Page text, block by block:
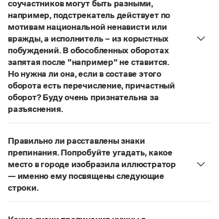
Словари русского языка как государственного
Справочники
Правила русской орфографии и пунктуации
Русский язык. Краткий теоретический курс
для школьников
Письмовник
Справочник по пунктуации
Словарь-справочник трудностей
Справочник по фразеологии
Словарь-справочник непростые слова
Все справочники портала
Журнал
Управление в русском языке
Словарь русских имён
Словарь методических терминов
Правила русской орфографии и пунктуации
(1956)
соучастников могут быть разными,
например, подстрекатель действует по
мотивам национальной ненависти или
вражды, а исполнитель – из корыстных
побуждений. В обособленных оборотах
запятая после "например" не ставится.
Но нужна ли она, если в составе этого
оборота есть перечисление, причастный
оборот? Буду очень признательна за
разъяснения.
В § 94«Правил русской орфографии и пунктуации»
слова и сочетания слов, стоящие на границе
частей сложного предложения и относящиеся к
следующему за ними предложению,
не отделяются от него запятой:Послышался
резкий стук, должно быть сорвалась ставня
По этому правилу запятая посленапример
не нужна:Мотивы совершения преступления у
Правильно ли расставлены знаки
препинания. Попробуйте угадать, какое
место в городе изобразила иллюстратор
— именно ему посвящены следующие
строки.
Нужно закрыть запятой придаточную часть: